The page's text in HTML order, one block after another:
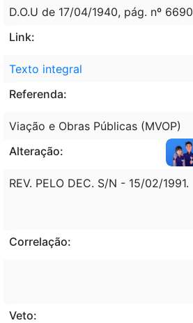
D.O.U de 17/04/1940, pág. nº 6690
Link:
Texto integral
Referenda:
Viação e Obras Públicas (MVOP)
Alteração:
REV. PELO DEC. S/N - 15/02/1991.
Correlação:
Veto: